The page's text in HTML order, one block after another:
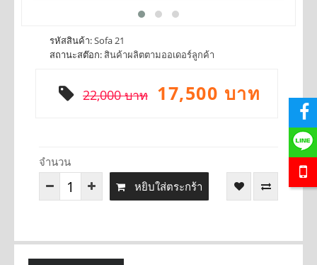
รหัสสินค้า:Sofa 21
สถานะสต๊อก: สินค้าผลิตตามออเดอร์ลูกค้า
22,000 บาท 17,500 บาท
จำนวน
หยิบใส่ตระกร้า